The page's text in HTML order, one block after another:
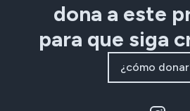
dona a este
para que siga
¿cómo